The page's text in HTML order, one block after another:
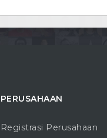
PERUSAHAAN
Registrasi Perusahaan